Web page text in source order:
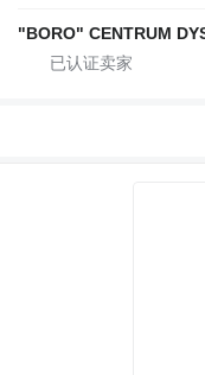
"BORO" CENTRUM